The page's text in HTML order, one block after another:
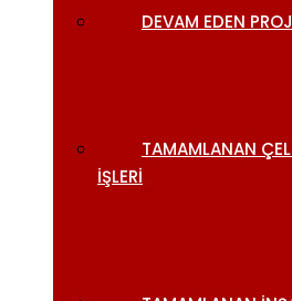
DEVAM EDEN
TAMAMLANAN
İŞLERI